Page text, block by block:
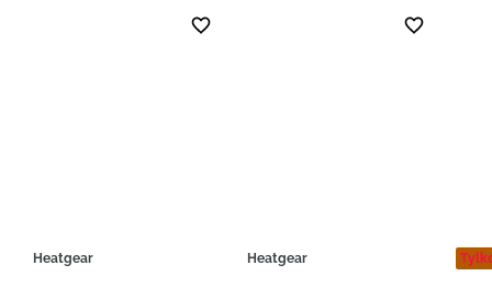
Heatgear Heatgear